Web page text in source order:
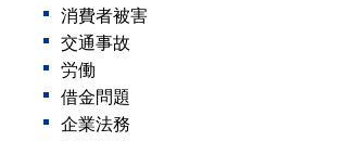
消費者被害
交通事故
労働
借金問題
企業法務